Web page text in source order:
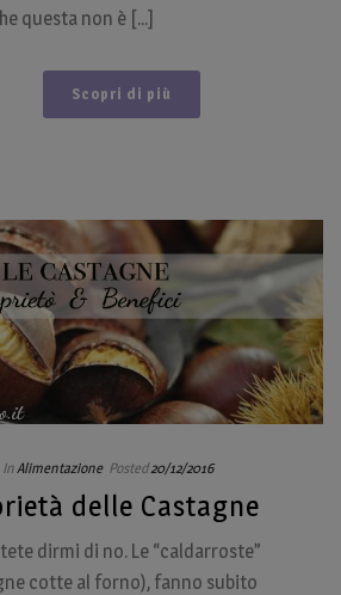
questa non è [...]
Scopri di più
In Alimentazione Posted 20/12/2016
delle Castagne
dirmi di no. Le “caldarroste”
cotte al forno), fanno subito